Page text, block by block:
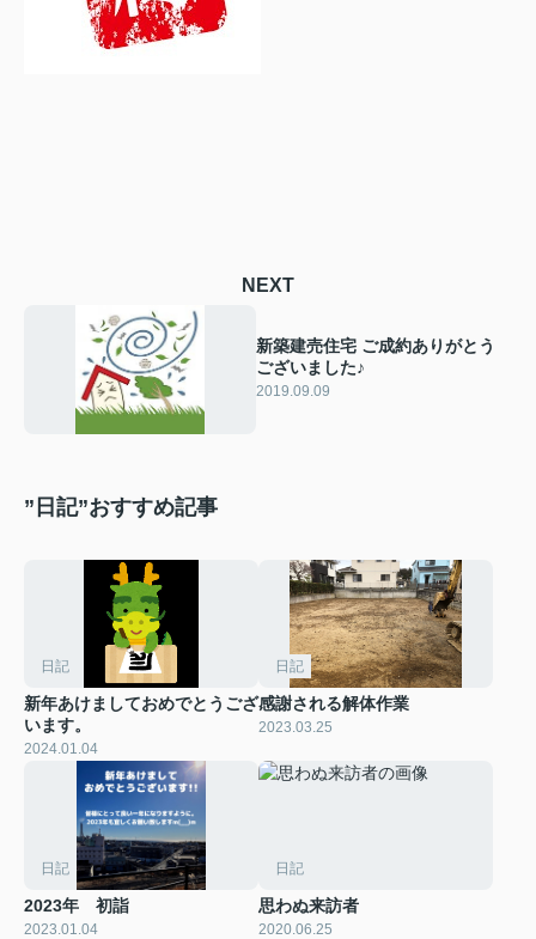
NEXT
新築建売住宅 ご成約ありがとう
ございました♪
2019.09.09
”日記”おすすめ記事
日記
新年あけましておめでとうござ
います。
2024.01.04
日記
感謝される解体作業
2023.03.25
日記
2023年 初詣
2023.01.04
日記
思わぬ来訪者
2020.06.25